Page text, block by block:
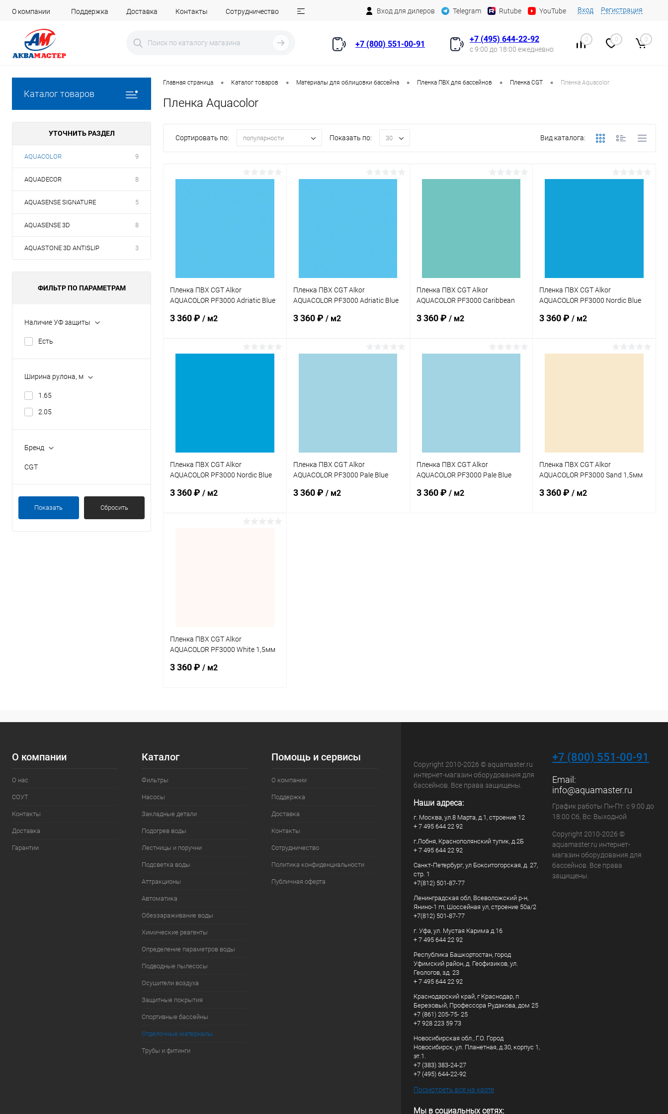
О компании Поддержка Доставка Контакты Сотрудничество Вход для дилеров Telegram Rutube YouTube Вход Регистрация
+7 (800) 551-00-91
+7 (495) 644-22-92
с 9:00 до 18:00 ежедневно
0 0 0
Каталог товаров
УТОЧНИТЬ РАЗДЕЛ
AQUACOLOR 9
AQUADECOR 8
AQUASENSE SIGNATURE 5
AQUASENSE 3D 8
AQUASTONE 3D ANTISLIP 3
ФИЛЬТР ПО ПАРАМЕТРАМ
Наличие УФ защиты
Есть
Ширина рулона, м
1.65
2.05
Бренд
CGT
Показать Сбросить
Главная страница • Каталог товаров • Материалы для облицовки бассейна • Пленка ПВХ для бассейнов • Пленка CGT • Пленка Aquacolor
Пленка Aquacolor
Сортировать по: популярности Показать по: 30 Вид каталога:
Пленка ПВХ CGT Alkor
AQUACOLOR PF3000 Adriatic Blue
3 360 ₽ / м2
Пленка ПВХ CGT Alkor
AQUACOLOR PF3000 Adriatic Blue
3 360 ₽ / м2
Пленка ПВХ CGT Alkor
AQUACOLOR PF3000 Caribbean
3 360 ₽ / м2
Пленка ПВХ CGT Alkor
AQUACOLOR PF3000 Nordic Blue
3 360 ₽/ м2
Пленка ПВХ CGT Alkor
AQUACOLOR PF3000 Nordic Blue
3 360 ₽ / м2
Пленка ПВХ CGT Alkor
AQUACOLOR PF3000 Pale Blue
3 360 ₽ / м2
Пленка ПВХ CGT Alkor
AQUACOLOR PF3000 Pale Blue
3 360 ₽ / м2
Пленка ПВХ CGT Alkor
AQUACOLOR PF3000 Sand 1,5мм
3 360 ₽/ м2
Пленка ПВХ CGT Alkor
AQUACOLOR PF3000 White 1,5мм
3 360 ₽ / м2
О компании
О нас
СОУТ
Контакты
Доставка
Гарантии
Каталог
Фильтры
Насосы
Закладные детали
Подогрев воды
Лестницы и поручни
Подсветка воды
Аттракционы
Автоматика
Обеззараживание воды
Химические реагенты
Определение параметров воды
Подводные пылесосы
Осушители воздуха
Защитные покрытия
Спортивные бассейны
Отделочные материалы
Трубы и фитинги
Помощь и сервисы
О компании
Поддержка
Доставка
Контакты
Сотрудничество
Политика конфиденциальности
Публичная оферта
Copyright 2010-2026 © aquamaster.ru
интернет-магазин оборудования для
бассейнов. Все права защищены.
Наши адреса:
г. Москва, ул.8 Марта, д.1, строение 12
+ 7 495 644 22 92
г.Лобня, Краснополянский тупик, д.2Б
+ 7 495 644 22 92
Санкт-Петербург, ул Бокситогорская, д. 27,
стр. 1
+7(812) 501-87-77
Ленинградская обл, Всеволожский р-н,
Янино-1 гп, Шоссейная ул, строение 50а/2
+7(812) 501-87-77
г. Уфа, ул. Мустая Карима д.16
+ 7 495 644 22 92
Республика Башкортостан, город
Уфимский район, д. Геофизиков, ул.
Геологов, зд. 23
+ 7 495 644 22 92
Краснодарский край, г Краснодар, п
Березовый, Профессора Рудакова, дом 25
+7 (861) 205-75- 25
+7 928 223 59 73
Новосибирская обл., Г.О. Город
Новосибирск, ул. Планетная, д.30, корпус 1,
эт.1.
+7 (383) 383-24-27
+7 (495) 644-22-92
Посмотреть все на карте
Мы в социальных сетях:
+7 (800) 551-00-91
Email:
info@aquamaster.ru
График работы Пн-Пт: с 9:00 до
18:00 Сб, Вс: Выходной
Copyright 2010-2026 ©
aquamaster.ru интернет-
магазин оборудования для
бассейнов. Все права
защищены.